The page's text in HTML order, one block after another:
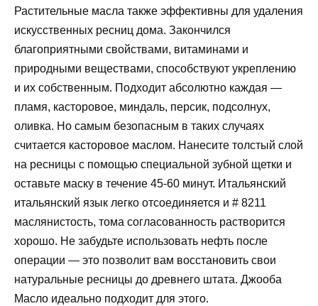
Растительные масла также эффективны для удаления
искусственных ресниц дома. Закончился
благоприятными свойствами, витаминами и
природными веществами, способствуют укреплению
и их собственным. Подходит абсолютно каждая —
пламя, касторовое, миндаль, персик, подсолнух,
оливка. Но самым безопасным в таких случаях
считается касторовое маслом. Нанесите толстый слой
на ресницы с помощью специальной зубной щетки и
оставьте маску в течение 45-60 минут. Итальянский
итальянский язык легко отсоединяется и # 8211
маслянистость, тома согласованность растворится
хорошо. Не забудьте использовать нефть после
операции — это позволит вам восстановить свои
натуральные ресницы до древнего штата. Джооба
Масло идеально подходит для этого.